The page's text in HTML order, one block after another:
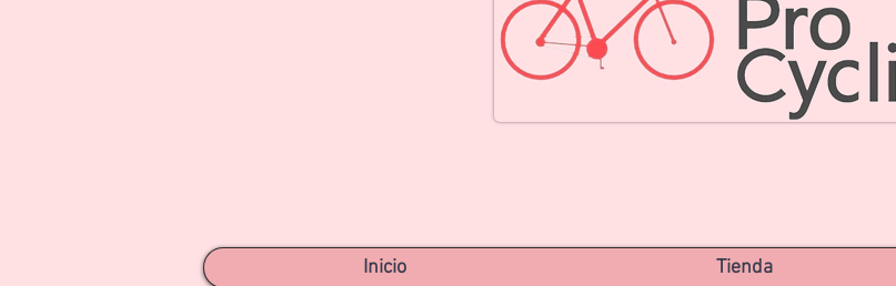
Inicio Tienda